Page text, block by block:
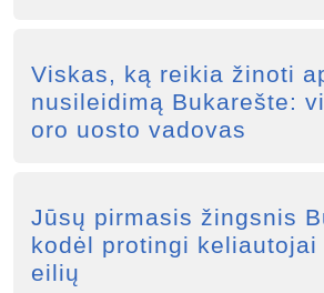
Viskas, ką reikia žinoti
nusileidimą Bukarešte:
oro uosto vadovas
Jūsų pirmasis žingsnis
kodėl protingi keliautojai
eilių